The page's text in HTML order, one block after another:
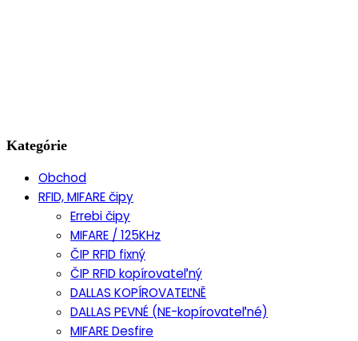
Kategórie
Obchod
RFID, MIFARE čipy
Errebi čipy
MIFARE / 125KHz
ČIP RFID fixný
ČIP RFID kopírovateľný
DALLAS KOPÍROVATEĽNĚ
DALLAS PEVNÉ (NE-kopírovateľné)
MIFARE Desfire